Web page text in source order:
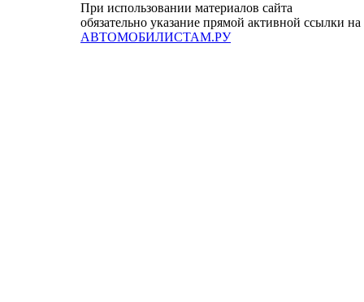
При использовании материалов сайта
обязательно указание прямой активной ссылки на
АВТОМОБИЛИСТАМ.РУ